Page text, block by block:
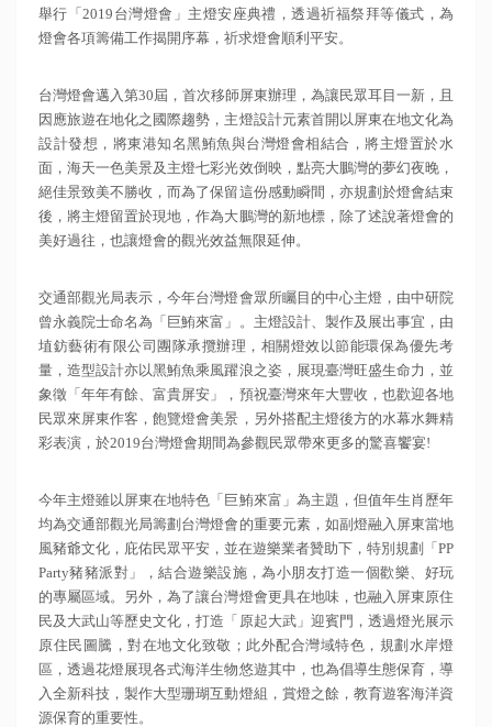
舉行「2019台灣燈會」主燈安座典禮，透過祈福祭拜等儀式，為
燈會各項籌備工作揭開序幕，祈求燈會順利平安。
台灣燈會邁入第30屆，首次移師屏東辦理，為讓民眾耳目一新，且
因應旅遊在地化之國際趨勢，主燈設計元素首開以屏東在地文化為
設計發想，將東港知名黑鮪魚與台灣燈會相結合，將主燈置於水
面，海天一色美景及主燈七彩光效倒映，點亮大鵬灣的夢幻夜晚，
絕佳景致美不勝收，而為了保留這份感動瞬間，亦規劃於燈會結束
後，將主燈留置於現地，作為大鵬灣的新地標，除了述說著燈會的
美好過往，也讓燈會的觀光效益無限延伸。
交通部觀光局表示，今年台灣燈會眾所矚目的中心主燈，由中研院
曾永義院士命名為「巨鮪來富」。主燈設計、製作及展出事宜，由
埴鈁藝術有限公司團隊承攬辦理，相關燈效以節能環保為優先考
量，造型設計亦以黑鮪魚乘風躍浪之姿，展現臺灣旺盛生命力，並
象徵「年年有餘、富貴屏安」，預祝臺灣來年大豐收，也歡迎各地
民眾來屏東作客，飽覽燈會美景，另外搭配主燈後方的水幕水舞精
彩表演，於2019台灣燈會期間為參觀民眾帶來更多的驚喜饗宴!
今年主燈雖以屏東在地特色「巨鮪來富」為主題，但值年生肖歷年
均為交通部觀光局籌劃台灣燈會的重要元素，如副燈融入屏東當地
風豬爺文化，庇佑民眾平安，並在遊樂業者贊助下，特別規劃「PP
Party豬豬派對」，結合遊樂設施，為小朋友打造一個歡樂、好玩
的專屬區域。另外，為了讓台灣燈會更具在地味，也融入屏東原住
民及大武山等歷史文化，打造「原起大武」迎賓門，透過燈光展示
原住民圖騰，對在地文化致敬；此外配合灣域特色，規劃水岸燈
區，透過花燈展現各式海洋生物悠遊其中，也為倡導生態保育，導
入全新科技，製作大型珊瑚互動燈組，賞燈之餘，教育遊客海洋資
源保育的重要性。